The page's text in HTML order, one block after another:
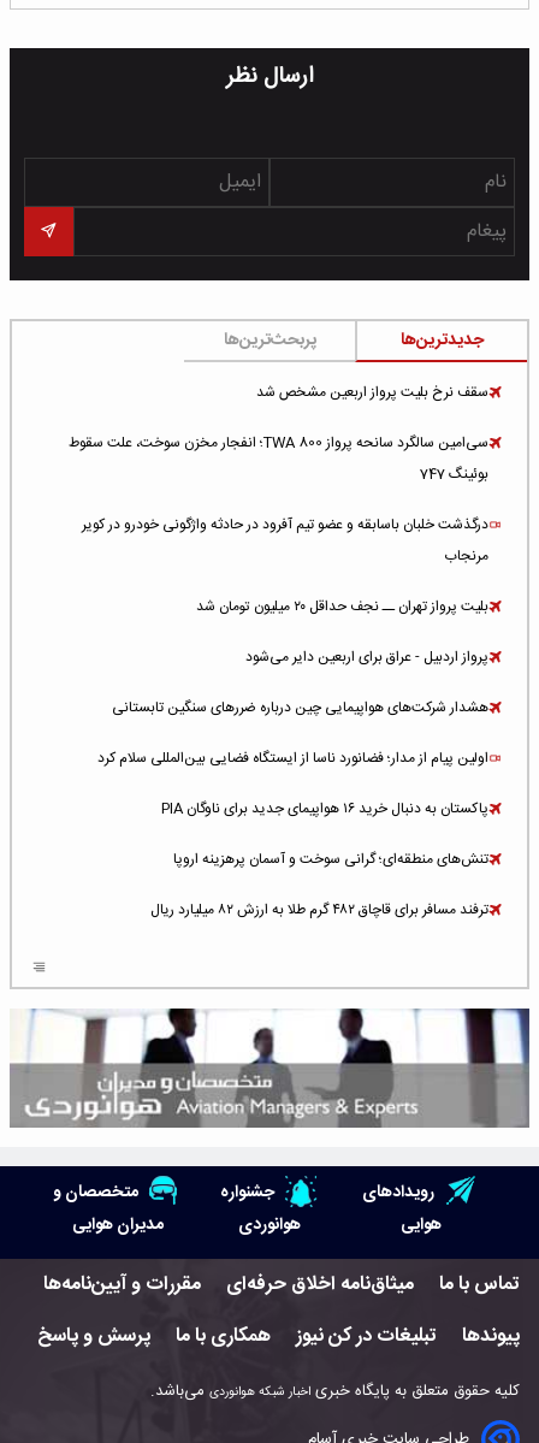
ارسال نظر
جدیدترین‌ها پربحث‌ترین‌ها
سقف نرخ بلیت پرواز اربعین مشخص شد
سی‌امین سالگرد سانحه پرواز TWA 800؛ انفجار مخزن سوخت، علت سقوط
بوئینگ 747
درگذشت خلبان باسابقه و عضو تیم آفرود در حادثه واژگونی خودرو در کویر
مرنجاب
بلیت پرواز تهران ــ نجف حداقل ۲۰ میلیون تومان شد
پرواز اردبیل - عراق برای اربعین دایر می‌شود
هشدار شرکت‌های هواپیمایی چین درباره ضررهای سنگین تابستانی
اولین پیام از مدار؛ فضانورد ناسا از ایستگاه فضایی بین‌المللی سلام کرد
پاکستان به دنبال خرید ۱۶ هواپیمای جدید برای ناوگان PIA
تنش‌های منطقه‌ای؛ گرانی سوخت و آسمان پرهزینه اروپا
ترفند مسافر برای قاچاق ۴۸۲ گرم طلا به ارزش ۸۲ میلیارد ریال
شلوغ‌ترین فرودگاه‌های اروپا در ۲۰۲۵: لندن، استانبول و پاریس
پخش زنده پرواز سیزدهم موشک استارشیپ اسپیس‌ایکس [جمعه ساعت ۰۱:۴۵]
هوش مصنوعی وارد تعمیر و بازرسی موتورهای هواپیما شد
حمله هوایی به تأسیسات فرودگاه سمنان
استخدام در صنعت هوانوردی کانادا با آموزش رایگان و حقوق ۱۲۷ هزار دلاری
رویدادهای
هوایی
جشنواره
هوانوردی
متخصصان و
مدیران هوایی
تماس با ما میثاق‌نامه اخلاق حرفه‌ای
مقررات و آیین‌نامه‌ها
پیوندها
تبلیغات در کن نیوز همکاری با ما پرسش و پاسخ
کلیه حقوق متعلق به پایگاه خبری اخبار شبکه هوانوردی می‌باشد.